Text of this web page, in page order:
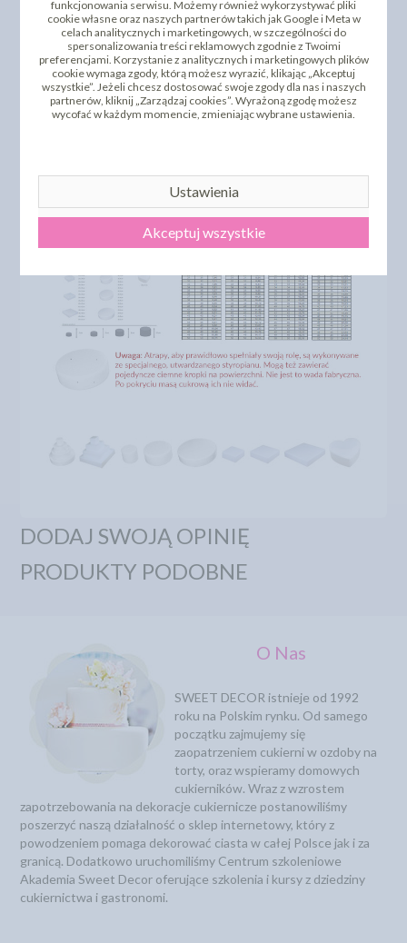
Niestandardowe rozmiary atrap i cennik
Oferujemy również inne rozmiary atrap. Wszystkie
DODAJ SWOJĄ OPINIĘ
PRODUKTY PODOBNE
O Nas
SWEET DECOR istnieje od 1992
roku na Polskim rynku. Od samego
początku zajmujemy się
zaopatrzeniem cukierni w ozdoby na
torty, oraz wspieramy domowych
cukierników. Wraz z wzrostem
zapotrzebowania na dekoracje cukiernicze postanowiliśmy
poszerzyć naszą działalność o sklep internetowy, który z
powodzeniem pomaga dekorować ciasta w całej Polsce jak i za
granicą. Dodatkowo uruchomiliśmy Centrum szkoleniowe
Akademia Sweet Decor oferujące szkolenia i kursy z dziedziny
cukiernictwa i gastronomi.
funkcjonowania serwisu. Możemy również wykorzystywać pliki
cookie własne oraz naszych partnerów takich jak Google i Meta w
celach analitycznych i marketingowych, w szczególności do
spersonalizowania treści reklamowych zgodnie z Twoimi
preferencjami. Korzystanie z analitycznych i marketingowych plików
cookie wymaga zgody, którą możesz wyrazić, klikając „Akceptuj
wszystkie”. Jeżeli chcesz dostosować swoje zgody dla nas i naszych
partnerów, kliknij „Zarządzaj cookies”. Wyrażoną zgodę możesz
wycofać w każdym momencie, zmieniając wybrane ustawienia.
Ustawienia
Akceptuj wszystkie